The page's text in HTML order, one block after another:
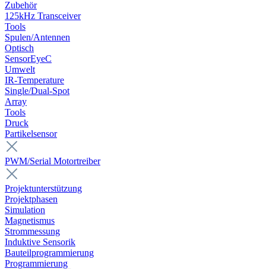
Zubehör
125kHz Transceiver
Tools
Spulen/Antennen
Optisch
SensorEyeC
Umwelt
IR-Temperature
Single/Dual-Spot
Array
Tools
Druck
Partikelsensor
PWM/Serial Motortreiber
Projektunterstützung
Projektphasen
Simulation
Magnetismus
Strommessung
Induktive Sensorik
Bauteilprogrammierung
Programmierung